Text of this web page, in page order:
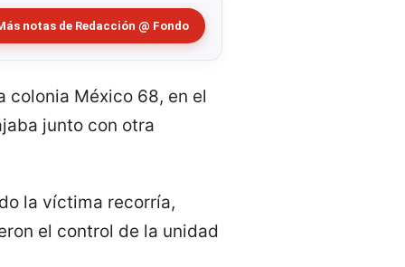
notas de Redacción @ Fondo
colonia México 68, en el
junto con otra
la víctima recorría,
el control de la unidad